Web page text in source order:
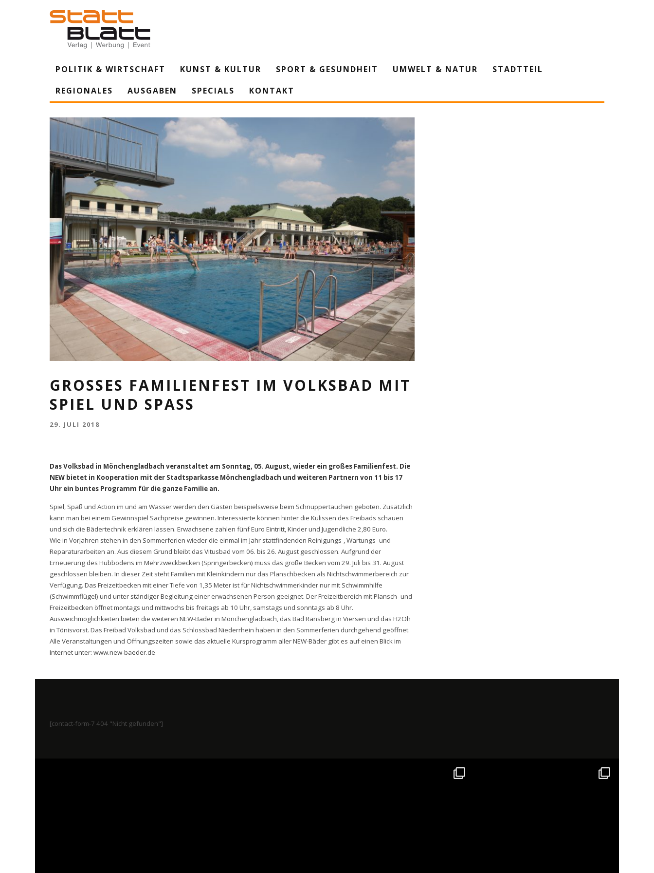
POLITIK & WIRTSCHAFT KUNST & KULTUR SPORT & GESUNDHEIT UMWELT & NATUR
STADTTEIL
REGIONALES
AUSGABEN SPECIALS KONTAKT
GROSSES FAMILIENFEST IM VOLKSBAD MIT S
PIEL UND SPASS
29. JULI 2018
Das Volksbad in Mönchengladbach veranstaltet am Sonntag, 05. August, wieder ein großes Familienfest. Die
NEW bietet in Kooperation mit der Stadtsparkasse Mönchengladbach und weiteren Partnern von 11 bis 17
Uhr ein buntes Programm für die ganze Familie an.
Spiel, Spaß und Action im und am Wasser werden den Gästen beispielsweise beim Schnuppertauchen geboten. Zusätzlich
kann man bei einem Gewinnspiel Sachpreise gewinnen. Interessierte können hinter die Kulissen des Freibads schauen
und sich die Bädertechnik erklären lassen. Erwachsene zahlen fünf Euro Eintritt, Kinder und Jugendliche 2,80 Euro.
Wie in Vorjahren stehen in den Sommerferien wieder die einmal im Jahr stattfindenden Reinigungs-, Wartungs- und
Reparaturarbeiten an. Aus diesem Grund bleibt das Vitusbad vom 06. bis 26. August geschlossen. Aufgrund der
Erneuerung des Hubbodens im Mehrzweckbecken (Springerbecken) muss das große Becken vom 29. Juli bis 31. August
geschlossen bleiben. In dieser Zeit steht Familien mit Kleinkindern nur das Planschbecken als Nichtschwimmerbereich zur
Verfügung. Das Freizeitbecken mit einer Tiefe von 1,35 Meter ist für Nichtschwimmerkinder nur mit Schwimmhilfe
(Schwimmflügel) und unter ständiger Begleitung einer erwachsenen Person geeignet. Der Freizeitbereich mit Plansch- und
Freizeitbecken öffnet montags und mittwochs bis freitags ab 10 Uhr, samstags und sonntags ab 8 Uhr.
Ausweichmöglichkeiten bieten die weiteren NEW-Bäder in Mönchengladbach, das Bad Ransberg in Viersen und das H2Oh
in Tönisvorst. Das Freibad Volksbad und das Schlossbad Niederrhein haben in den Sommerferien durchgehend geöffnet.
Alle Veranstaltungen und Öffnungszeiten sowie das aktuelle Kursprogramm aller NEW-Bäder gibt es auf einen Blick im
Internet unter: www.new-baeder.de
[contact-form-7 404 "Nicht gefunden"]